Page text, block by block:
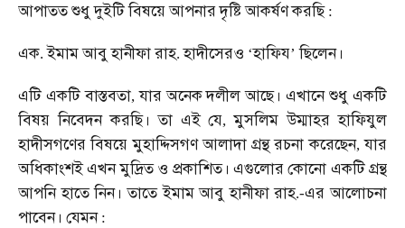
আপাততশুধু দুইটিবিষয়েআপনারদৃষ্টিআকর্ষণকরছি:
এক.ইমামআবু হানীফারাহ.হাদীসেরও ‘হাফিয’ছিলেন।
এটি একটি বাস্তবতা,যার অনেক দলীল আছে। এখানে শুধু একটি
বিষয় নিবেদন করছি। তা এই যে,মুসলিম উম্মাহর হাফিযুল
হাদীসগণের বিষয়ে মুহাদ্দিসগণ আলাদা গ্রন্থ রচনা করেছেন,যার
অধিকাংশইএখনমুদ্রিত ও প্রকাশিত। এগুলোরকোনো একটিগ্রন্থ
আপনি হাতে নিন। তাতে ইমাম আবু হানীফা রাহ.-এর আলোচনা
পাবেন। যেমন: